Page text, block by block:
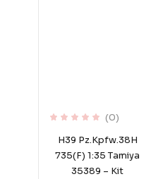
(0)
H39 Pz.Kpfw.38H
735(F) 1:35 Tamiya
35389 – Kit